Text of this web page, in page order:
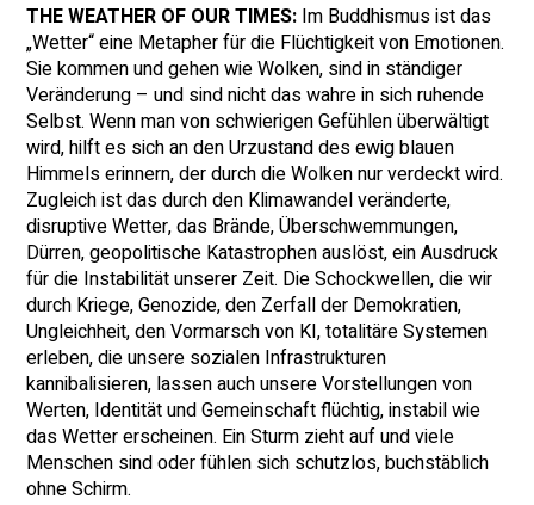
THE WEATHER OF OUR TIMES: Im Buddhismus ist das
„Wetter“ eine Metapher für die Flüchtigkeit von Emotionen.
Sie kommen und gehen wie Wolken, sind in ständiger
Veränderung – und sind nicht das wahre in sich ruhende
Selbst. Wenn man von schwierigen Gefühlen überwältigt
wird, hilft es sich an den Urzustand des ewig blauen
Himmels erinnern, der durch die Wolken nur verdeckt wird.
Zugleich ist das durch den Klimawandel veränderte,
disruptive Wetter, das Brände, Überschwemmungen,
Dürren, geopolitische Katastrophen auslöst, ein Ausdruck
für die Instabilität unserer Zeit. Die Schockwellen, die wir
durch Kriege, Genozide, den Zerfall der Demokratien,
Ungleichheit, den Vormarsch von KI, totalitäre Systemen
erleben, die unsere sozialen Infrastrukturen
kannibalisieren, lassen auch unsere Vorstellungen von
Werten, Identität und Gemeinschaft flüchtig, instabil wie
das Wetter erscheinen. Ein Sturm zieht auf und viele
Menschen sind oder fühlen sich schutzlos, buchstäblich
ohne Schirm.